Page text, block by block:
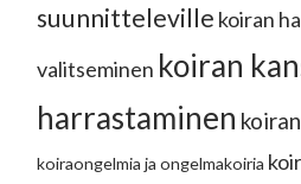
suunnitteleville koiran
valitseminen koiran
harrastaminen
koiraongelmia ja ongelmakoiria